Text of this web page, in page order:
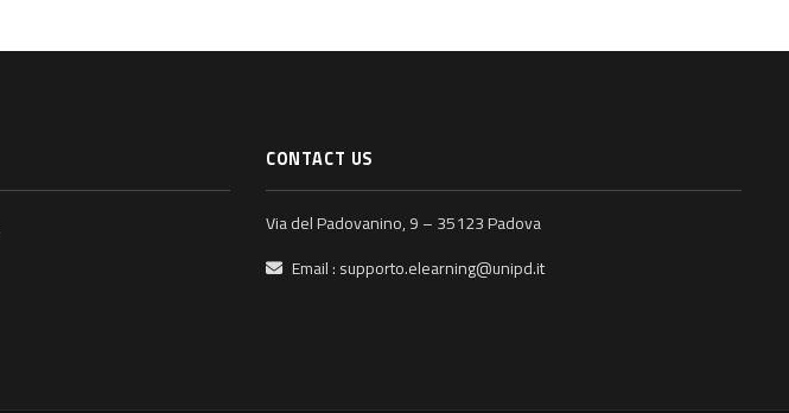
CONTACT US
Via del Padovanino, 9 – 35123 Padova
Email : supporto.elearning@unipd.it